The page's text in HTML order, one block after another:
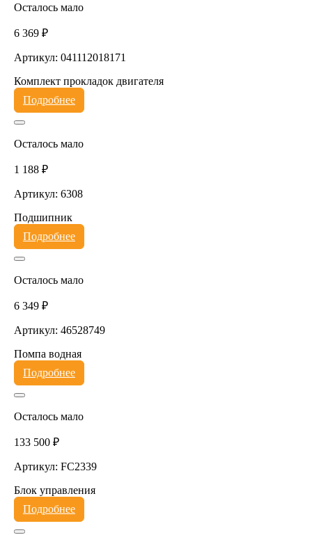
Осталось мало
6 369 ₽
Артикул: 041112018171
Комплект прокладок двигателя
Подробнее
Осталось мало
1 188 ₽
Артикул: 6308
Подшипник
Подробнее
Осталось мало
6 349 ₽
Артикул: 46528749
Помпа водная
Подробнее
Осталось мало
133 500 ₽
Артикул: FC2339
Блок управления
Подробнее